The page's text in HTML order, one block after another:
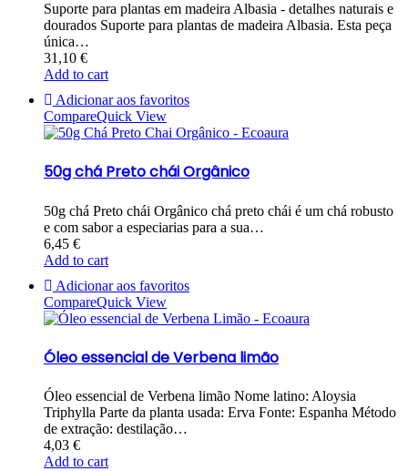
Suporte para plantas em madeira Albasia - detalhes naturais e
dourados Suporte para plantas de madeira Albasia. Esta peça
única…
31,10 €
Add to cart
Adicionar aos favoritos
CompareQuick View
50g chá Preto chái Orgânico
50g chá Preto chái Orgânico chá preto chái é um chá robusto
e com sabor a especiarias para a sua…
6,45 €
Add to cart
Adicionar aos favoritos
CompareQuick View
Óleo essencial de Verbena limão
Óleo essencial de Verbena limão Nome latino: Aloysia
Triphylla Parte da planta usada: Erva Fonte: Espanha Método
de extração: destilação…
4,03 €
Add to cart